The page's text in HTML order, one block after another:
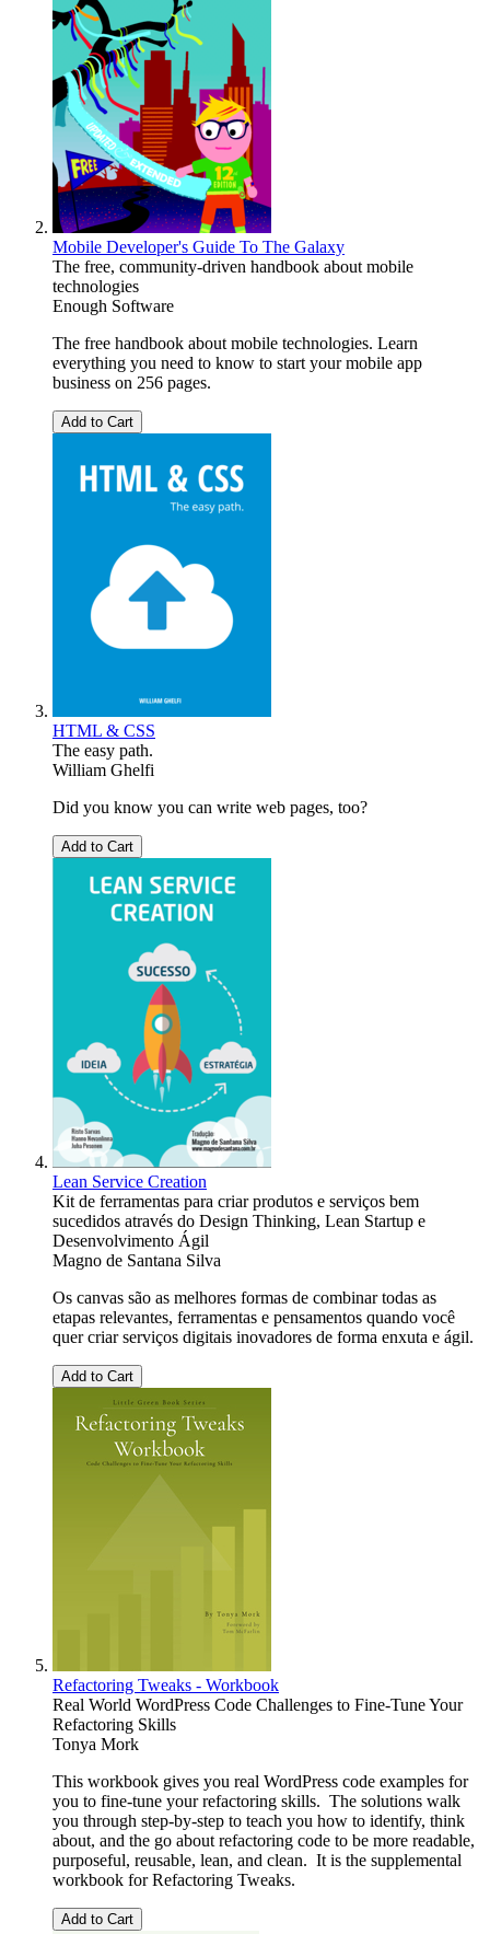
Mobile Developer's Guide To The Galaxy
The free, community-driven handbook about mobile
technologies
Enough Software
The free handbook about mobile technologies. Learn
everything you need to know to start your mobile app
business on 256 pages.
Add to Cart
HTML & CSS
The easy path.
William Ghelfi
Did you know you can write web pages, too?
Add to Cart
Lean Service Creation
Kit de ferramentas para criar produtos e serviços bem
sucedidos através do Design Thinking, Lean Startup e
Desenvolvimento Ágil
Magno de Santana Silva
Os canvas são as melhores formas de combinar todas as
etapas relevantes, ferramentas e pensamentos quando você
quer criar serviços digitais inovadores de forma enxuta e ágil.
Add to Cart
Refactoring Tweaks - Workbook
Real World WordPress Code Challenges to Fine-Tune Your
Refactoring Skills
Tonya Mork
This workbook gives you real WordPress code examples for
you to fine-tune your refactoring skills. The solutions walk
you through step-by-step to teach you how to identify, think
about, and the go about refactoring code to be more readable,
purposeful, reusable, lean, and clean. It is the supplemental
workbook for Refactoring Tweaks.
Add to Cart